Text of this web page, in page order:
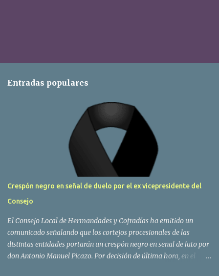
Entradas populares
Crespón negro en señal de duelo por el ex vicepresidente del
Consejo
El Consejo Local de Hermandades y Cofradías ha emitido un
comunicado señalando que los cortejos procesionales de las
distintas entidades portarán un crespón negro en señal de luto por
don Antonio Manuel Picazo. Por decisión de última hora, en el